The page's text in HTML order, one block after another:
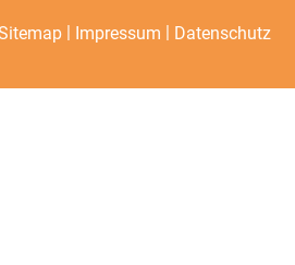
| Impressum | Datenschutz